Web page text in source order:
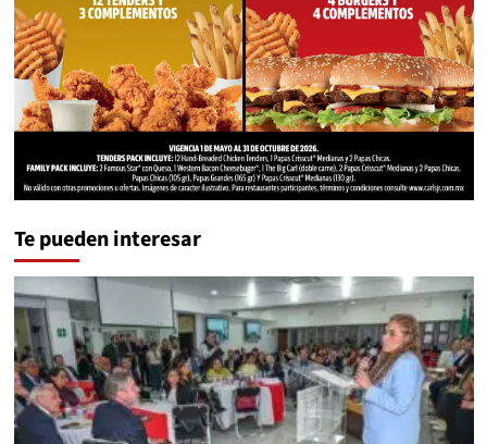
Te pueden interesar